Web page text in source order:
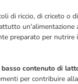
di riccio, di criceto o
preparato per
basso contenuto di
per contribuire